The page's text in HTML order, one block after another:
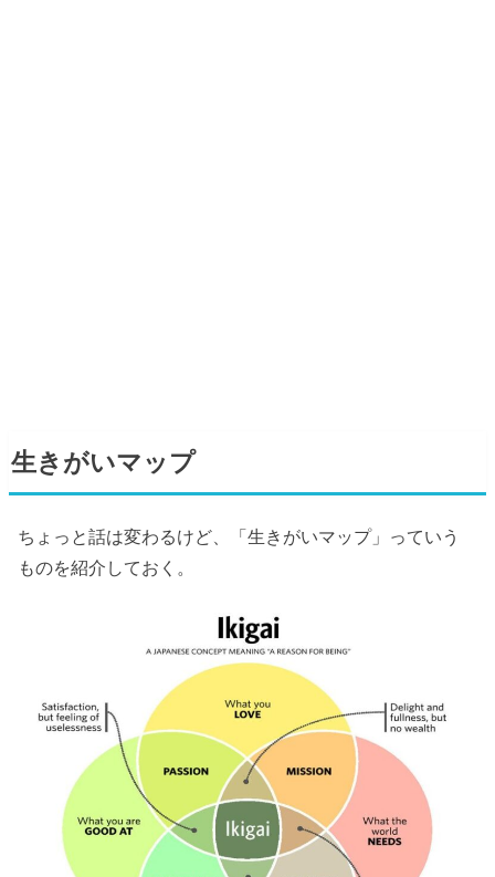
生きがいマップ
ちょっと話は変わるけど、「生きがいマップ」っていう
ものを紹介しておく。